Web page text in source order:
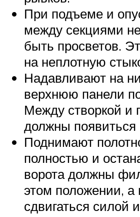
При подъеме и
между секциями
быть просветов.
на неплотную
Надавливают на
верхнюю панели
Между створкой и
должны появиться
Поднимают
полностью и
ворота должны
этом положении, а
сдвигаться силой